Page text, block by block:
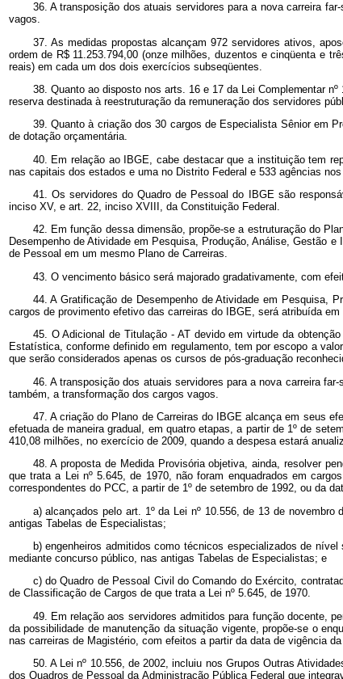
36. A transposição dos atuais servidores para a nova carreira
vagos.
37. As medidas propostas alcançam 972 servidores ativos,
ordem de R$ 11.253.794,00 (onze milhões, duzentos e cinqüenta e
reais) em cada um dos dois exercícios subseqüentes.
38.Quanto ao disposto nos arts. 16 e 17 da Lei Complementar
reserva destinada à reestruturação da remuneração dos servidores
39. Quanto à criação dos 30 cargos de Especialista Sênior em
de dotação orçamentária.
40. Em relação ao IBGE, cabe destacar que a instituição tem
nas capitais dos estados e uma no Distrito Federal e 533 agências
41. Os servidores do Quadro de Pessoal do IBGE são
inciso XV, e art. 22, inciso XVIII, da Constituição Federal.
42. Em função dessa dimensão, propõe-se a estruturação do
Desempenho de Atividade em Pesquisa, Produção, Análise, Gestão
de Pessoal em um mesmo Plano de Carreiras.
43. O vencimento básico será majorado gradativamente, com
44. A Gratificação de Desempenho de Atividade em Pesquisa,
cargos de provimento efetivo das carreiras do IBGE, será atribuída
45. O Adicional de Titulação - AT devido em virtude da
Estatística, conforme definido em regulamento, tem por escopo a
que serão considerados apenas os cursos de pós-graduação
46. A transposição dos atuais servidores para a nova carreira
também, a transformação dos cargos vagos.
47. A criação do Plano de Carreiras do IBGE alcança em seus
efetuada de maneira gradual, em quatro etapas, a partir de 1º de
410,08 milhões, no exercício de 2009, quando a despesa estará
48. A proposta de Medida Provisória objetiva, ainda, resolver
que trata a Lei nº 5.645, de 1970, não foram enquadrados em
correspondentes do PCC, a partir de 1º de setembro de 1992, ou da
a) alcançados pelo art. 1º da Lei nº 10.556, de 13 de
antigas Tabelas de Especialistas;
b) engenheiros admitidos como técnicos especializados de
mediante concurso público, nas antigas Tabelas de Especialistas; e
c) do Quadro de Pessoal Civil do Comando do Exército,
de Classificação de Cargos de que trata a Lei nº 5.645, de 1970.
49. Em relação aos servidores admitidos para função docente,
da possibilidade de manutenção da situação vigente, propõe-se o
nas carreiras de Magistério, com efeitos a partir da data de vigência
50. A Lei nº 10.556, de 2002, incluiu nos Grupos Outras
dos Quadros de Pessoal da Administração Pública Federal que